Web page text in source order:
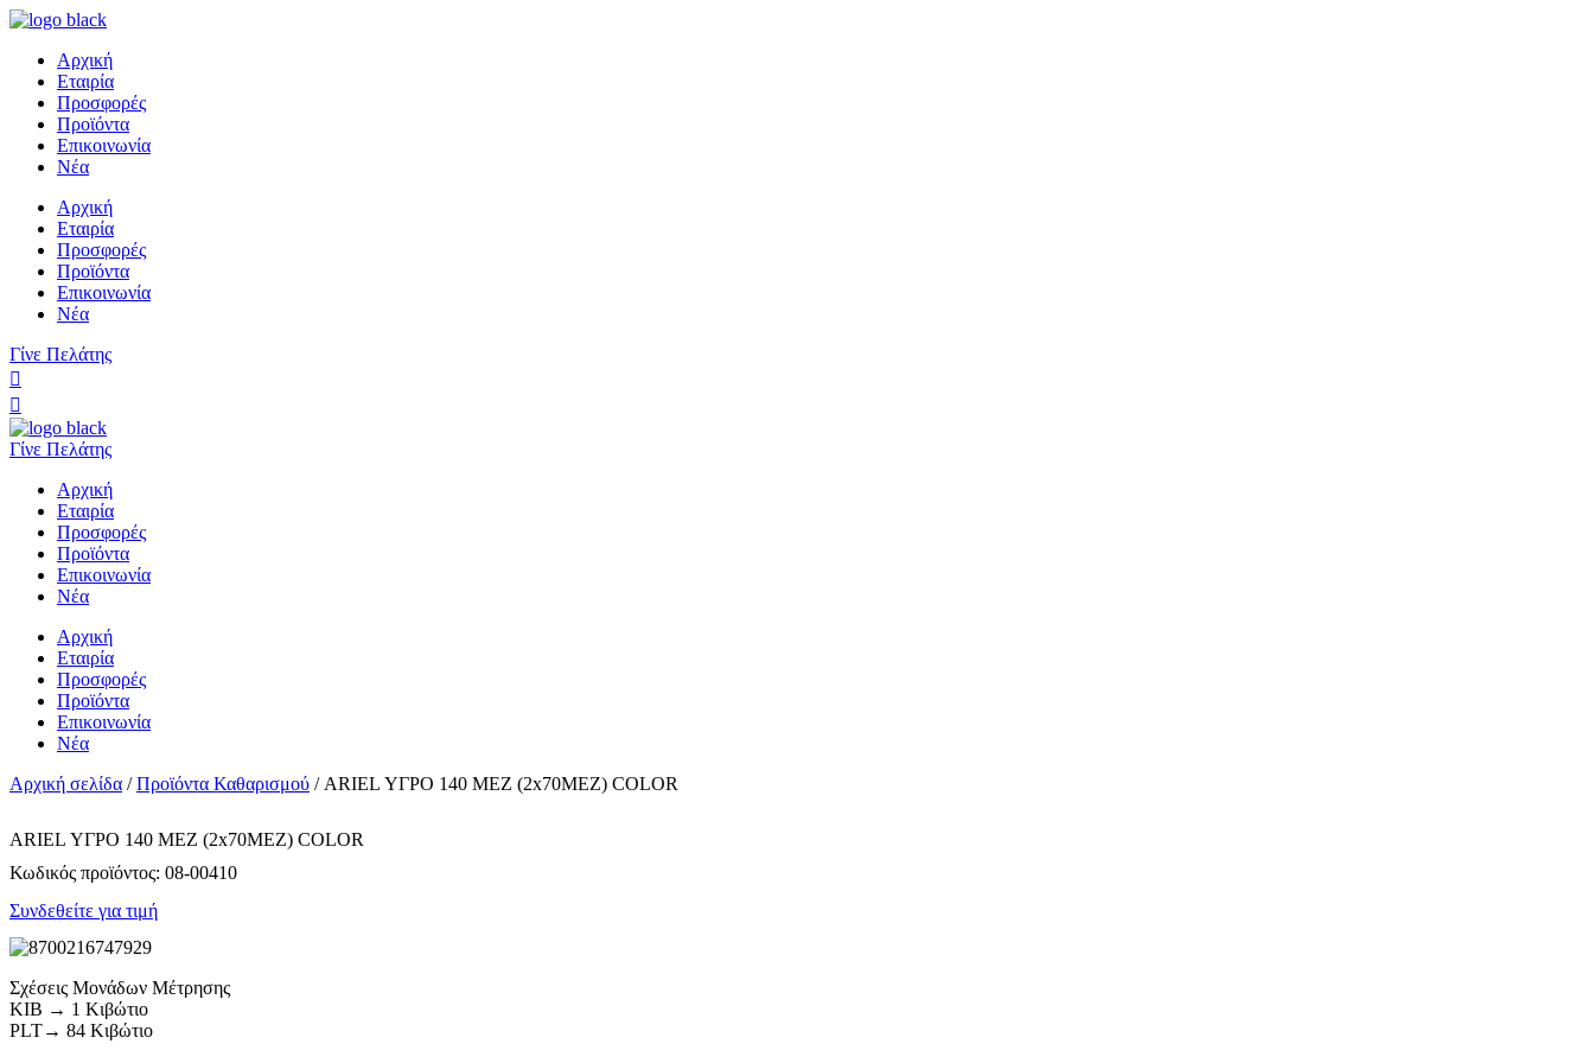
Αρχική
Εταιρία
Προσφορές
Προϊόντα
Επικοινωνία
Νέα
Αρχική
Εταιρία
Προσφορές
Προϊόντα
Επικοινωνία
Νέα
Γίνε Πελάτης
Γίνε Πελάτης
Αρχική
Εταιρία
Προσφορές
Προϊόντα
Επικοινωνία
Νέα
Αρχική
Εταιρία
Προσφορές
Προϊόντα
Επικοινωνία
Νέα
Αρχική σελίδα /Προϊόντα Καθαρισμού / ARIEL ΥΓΡΟ 140 ΜΕΖ (2x70MEZ) COLOR
ARIEL ΥΓΡΟ 140 ΜΕΖ (2x70MEZ) COLOR
Κωδικός προϊόντος: 08-00410
Συνδεθείτε για τιμή
Σχέσεις Μονάδων Μέτρησης
ΚΙΒ → 1 Κιβώτιο
PLT→ 84 Κιβώτιο